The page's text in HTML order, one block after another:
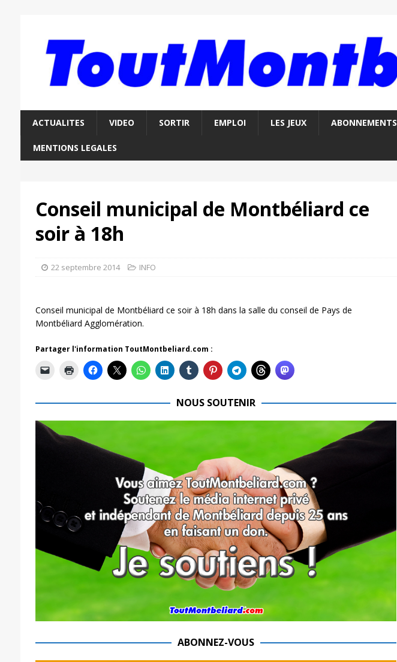
ACTUALITES VIDEO SORTIR EMPLOI LES JEUX ABONNEMENTS
MENTIONS LEGALES
Conseil municipal de Montbéliard ce
soir à 18h
22 septembre 2014 INFO
Conseil municipal de Montbéliard ce soir à 18h dans la salle du conseil de Pays de
Montbéliard Agglomération.
Partager l'information ToutMontbeliard.com :
NOUS SOUTENIR
ABONNEZ-VOUS